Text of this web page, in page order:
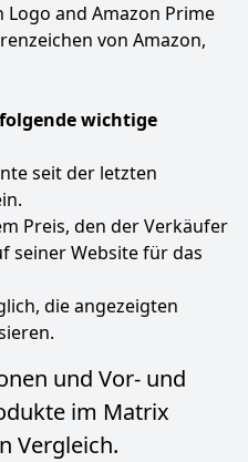
Logo and Amazon Prime
von Amazon,
wichtige
seit der letzten
Preis, den der Verkäufer
seiner Website für das
die angezeigten
und Vor- und
im Matrix
Vergleich.